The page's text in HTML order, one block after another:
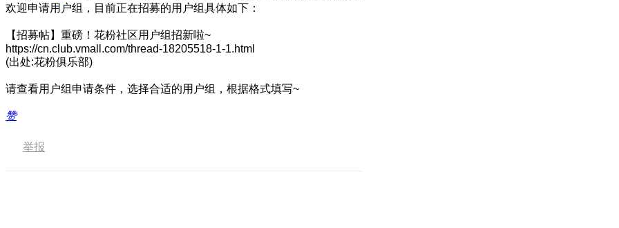
欢迎申请用户组，目前正在招募的用户组具体如下：
【招募帖】重磅！花粉社区用户组招新啦~
https://cn.club.vmall.com/thread-18205518-1-1.html
(出处:花粉俱乐部)
请查看用户组申请条件，选择合适的用户组，根据格式填写~
赞
举报